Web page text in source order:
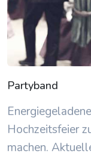
Partyband
Hochzeitsfeier
machen.